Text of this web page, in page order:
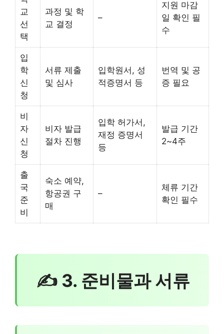
교
선
택
과정 및 학
교 결정
–
지원 마감
일 확인 필
수
입
학
신
청
서류 제출
및 심사
입학원서, 성
적증명서 등
번역 및 공
증 필요
비
자
신
청
비자 발급
절차 진행
입학 허가서,
재정 증명서
등
발급 기간
2~4주
출
국
준
비
숙소 예약,
항공권 구
매
–
체류 기간
확인 필수
✍ 3. 준비물과 서류